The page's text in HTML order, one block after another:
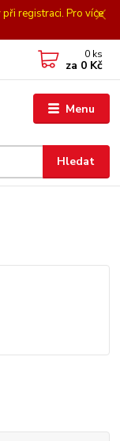
registraci. Pro více
Menu
Hledat
0 ks
za 0 Kč